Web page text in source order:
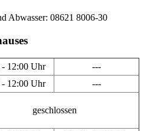
Abwasser: 08621 8006-30
- 12:00 Uhr
---
- 12:00 Uhr ---
geschlossen